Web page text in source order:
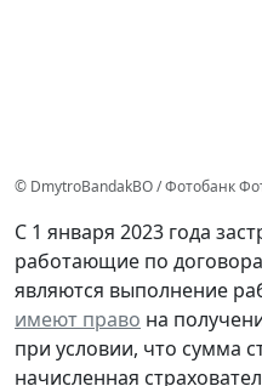
© DmytroBandakBO / Фотобанк
С 1 января 2023 года
работающие по
являются выполнение
имеют право на
при условии, что сумма
начисленная